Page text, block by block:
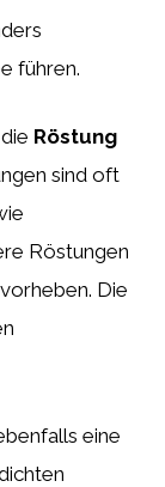
führen.
Röstung
sind oft
Röstungen
Die
eine